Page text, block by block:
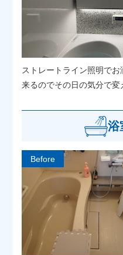
ストレートライン照明で
来るのでその日の気分で変
浴
Before